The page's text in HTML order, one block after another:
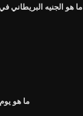
ما هو الجنيه البريطاني
ما هو